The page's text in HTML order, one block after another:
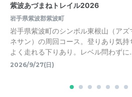
紫波あづまねトレイル2026
岩手県紫波郡紫波町
岩手県紫波町のシンボル東根山（アズ
ネサン）の周回コース。登りあり気持
よく走れる下りあり。レベル問わずに
2026/9/27(日)